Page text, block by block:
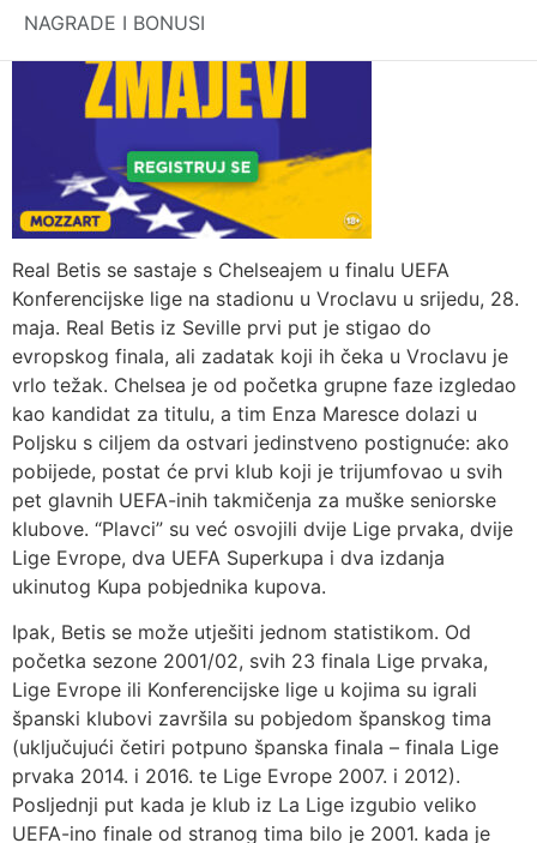
NAGRADE I BONUSI
Real Betis se sastaje s Chelseajem u finalu UEFA
Konferencijske lige na stadionu u Vroclavu u srijedu, 28.
maja. Real Betis iz Seville prvi put je stigao do
evropskog finala, ali zadatak koji ih čeka u Vroclavu je
vrlo težak. Chelsea je od početka grupne faze izgledao
kao kandidat za titulu, a tim Enza Maresce dolazi u
Poljsku s ciljem da ostvari jedinstveno postignuće: ako
pobijede, postat će prvi klub koji je trijumfovao u svih
pet glavnih UEFA-inih takmičenja za muške seniorske
klubove. “Plavci” su već osvojili dvije Lige prvaka, dvije
Lige Evrope, dva UEFA Superkupa i dva izdanja
ukinutog Kupa pobjednika kupova.
Ipak, Betis se može utješiti jednom statistikom. Od
početka sezone 2001/02, svih 23 finala Lige prvaka,
Lige Evrope ili Konferencijske lige u kojima su igrali
španski klubovi završila su pobjedom španskog tima
(uključujući četiri potpuno španska finala – finala Lige
prvaka 2014. i 2016. te Lige Evrope 2007. i 2012).
Posljednji put kada je klub iz La Lige izgubio veliko
UEFA-ino finale od stranog tima bilo je 2001. kada je